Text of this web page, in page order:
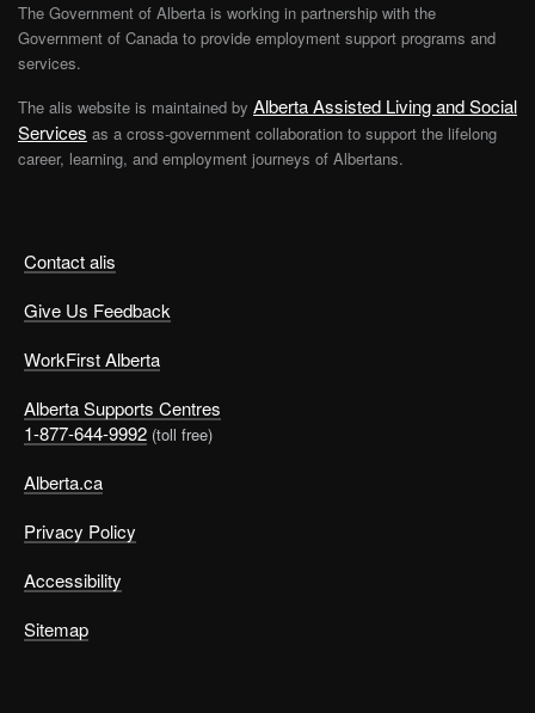
Contact alis
Give Us Feedback
WorkFirst Alberta
Alberta Supports Centres
1-877-644-9992 (toll free)
Alberta.ca
Privacy Policy
Accessibility
Sitemap
The Government of Alberta is working in partnership with the
Government of Canada to provide employment support programs and
services.
The alis website is maintained by Alberta Assisted Living and Social
Services as a cross-government collaboration to support the lifelong
career, learning, and employment journeys of Albertans.